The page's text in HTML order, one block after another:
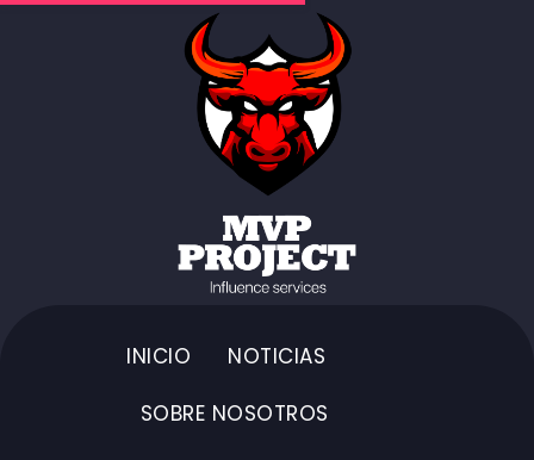
INICIO
NOTICIAS
SOBRE NOSOTROS